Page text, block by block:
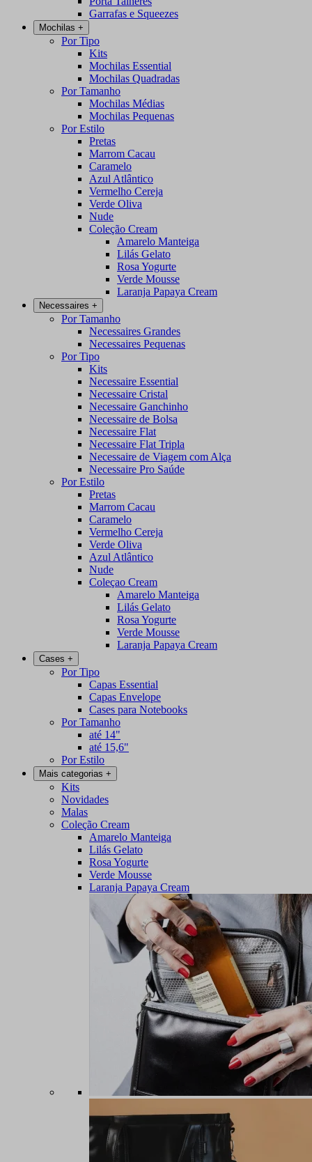
Garrafas e Squeezes
Mochilas +
Por Tipo
Kits
Mochilas Essential
Mochilas Quadradas
Por Tamanho
Mochilas Médias
Mochilas Pequenas
Por Estilo
Pretas
Marrom Cacau
Caramelo
Azul Atlântico
Vermelho Cereja
Verde Oliva
Nude
Coleção Cream
Amarelo Manteiga
Lilás Gelato
Rosa Yogurte
Verde Mousse
Laranja Papaya Cream
Necessaires +
Por Tamanho
Necessaires Grandes
Necessaires Pequenas
Por Tipo
Kits
Necessaire Essential
Necessaire Cristal
Necessaire Ganchinho
Necessaire de Bolsa
Necessaire Flat
Necessaire Flat Tripla
Necessaire de Viagem com Alça
Necessaire Pro Saúde
Por Estilo
Pretas
Marrom Cacau
Caramelo
Vermelho Cereja
Verde Oliva
Azul Atlântico
Nude
Coleçao Cream
Amarelo Manteiga
Lilás Gelato
Rosa Yogurte
Verde Mousse
Laranja Papaya Cream
Cases +
Por Tipo
Capas Essential
Capas Envelope
Cases para Notebooks
Por Tamanho
até 14"
até 15,6"
Por Estilo
Mais categorias +
Kits
Novidades
Malas
Coleção Cream
Amarelo Manteiga
Lilás Gelato
Rosa Yogurte
Verde Mousse
Laranja Papaya Cream